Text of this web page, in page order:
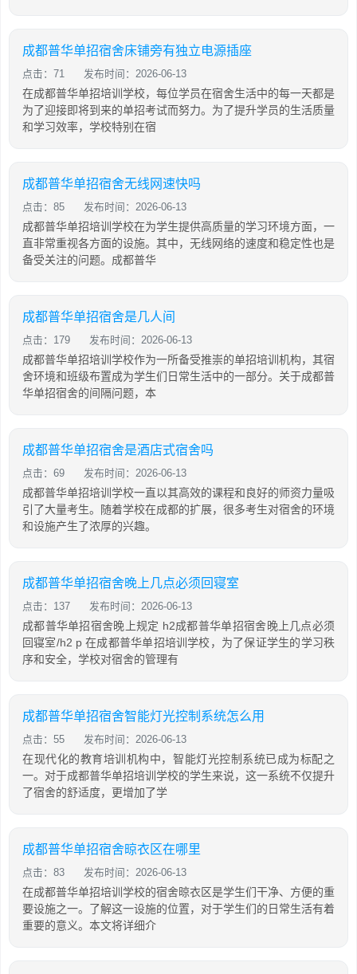
成都普华单招宿舍床铺旁有独立电源插座
点击：71 发布时间：2026-06-13
在成都普华单招培训学校，每位学员在宿舍生活中的每一天都是
为了迎接即将到来的单招考试而努力。为了提升学员的生活质量
和学习效率，学校特别在宿
成都普华单招宿舍无线网速快吗
点击：85 发布时间：2026-06-13
成都普华单招培训学校在为学生提供高质量的学习环境方面，一
直非常重视各方面的设施。其中，无线网络的速度和稳定性也是
备受关注的问题。成都普华
成都普华单招宿舍是几人间
点击：179 发布时间：2026-06-13
成都普华单招培训学校作为一所备受推崇的单招培训机构，其宿
舍环境和班级布置成为学生们日常生活中的一部分。关于成都普
华单招宿舍的间隔问题，本
成都普华单招宿舍是酒店式宿舍吗
点击：69 发布时间：2026-06-13
成都普华单招培训学校一直以其高效的课程和良好的师资力量吸
引了大量考生。随着学校在成都的扩展，很多考生对宿舍的环境
和设施产生了浓厚的兴趣。
成都普华单招宿舍晚上几点必须回寝室
点击：137 发布时间：2026-06-13
成都普华单招宿舍晚上规定 h2成都普华单招宿舍晚上几点必须
回寝室/h2 p 在成都普华单招培训学校，为了保证学生的学习秩
序和安全，学校对宿舍的管理有
成都普华单招宿舍智能灯光控制系统怎么用
点击：55 发布时间：2026-06-13
在现代化的教育培训机构中，智能灯光控制系统已成为标配之
一。对于成都普华单招培训学校的学生来说，这一系统不仅提升
了宿舍的舒适度，更增加了学
成都普华单招宿舍晾衣区在哪里
点击：83 发布时间：2026-06-13
在成都普华单招培训学校的宿舍晾衣区是学生们干净、方便的重
要设施之一。了解这一设施的位置，对于学生们的日常生活有着
重要的意义。本文将详细介